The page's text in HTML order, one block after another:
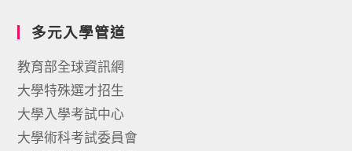
多元入學管道
教育部全球資訊網
大學特殊選才招生
大學入學考試中心
大學術科考試委員會